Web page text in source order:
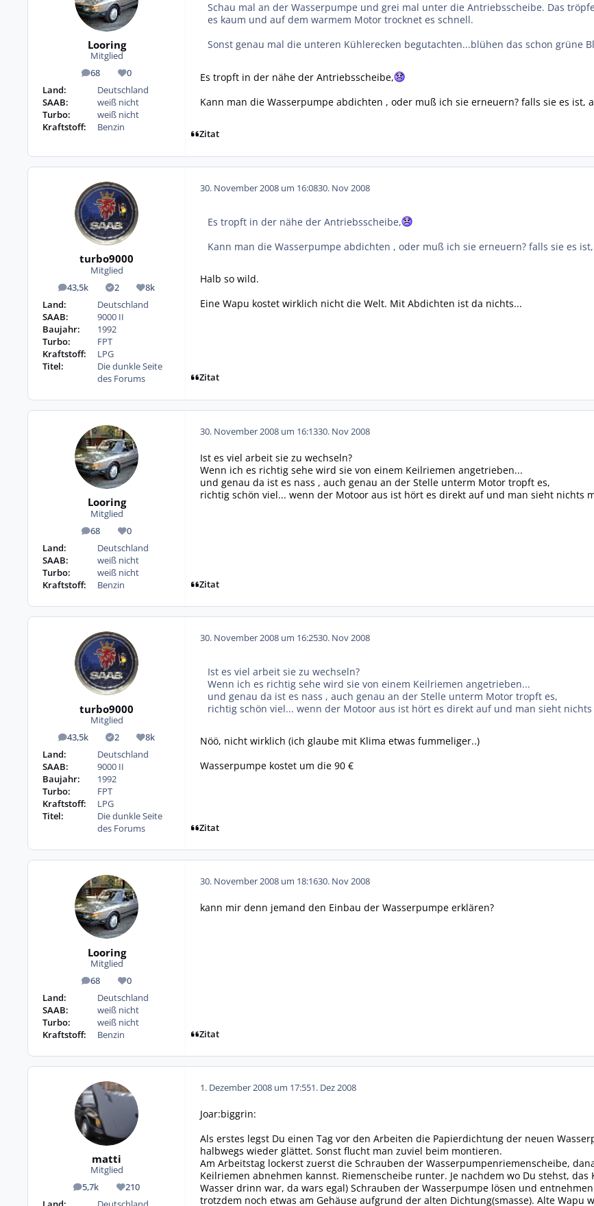
Looring
Mitglied
68
Beiträge 0
Reputation
Land:
Deutschland
SAAB:
weiß nicht
Turbo:
weiß nicht
Kraftstoff:
Benzin
Schau mal an der Wasserpumpe und grei mal unter die Antriebsscheibe. Das
es kaum und auf dem warmem Motor trocknet es schnell.
Sonst genau mal die unteren Kühlerecken begutachten...blühen das schon grüne
Es tropft in der nähe der Antriebsscheibe,
Kann man die Wasserpumpe abdichten , oder muß ich sie erneuern? falls sie es
Zitat
turbo9000
Mitglied
43,5k
Beiträge 2
Lösungen
8k
Reputation
Land:
Deutschland
SAAB:
9000 II
Baujahr:
1992
Turbo:
FPT
Kraftstoff:
LPG
Titel:
Die dunkle Seite
des Forums
30. November 2008 um 16:0830. Nov 2008
Es tropft in der nähe der Antriebsscheibe,
Kann man die Wasserpumpe abdichten , oder muß ich sie erneuern? falls sie es
Halb so wild.
Eine Wapu kostet wirklich nicht die Welt. Mit Abdichten ist da nichts...
Zitat
Looring
Mitglied
68
Beiträge 0
Reputation
Land:
Deutschland
SAAB:
weiß nicht
Turbo:
weiß nicht
Kraftstoff:
Benzin
30. November 2008 um 16:1330. Nov 2008
Ist es viel arbeit sie zu wechseln?
Wenn ich es richtig sehe wird sie von einem Keilriemen angetrieben...
und genau da ist es nass , auch genau an der Stelle unterm Motor tropft es,
richtig schön viel... wenn der Motoor aus ist hört es direkt auf und man sieht nichts
Zitat
turbo9000
Mitglied
43,5k
Beiträge 2
Lösungen
8k
Reputation
Land:
Deutschland
SAAB:
9000 II
Baujahr:
1992
Turbo:
FPT
Kraftstoff:
LPG
Titel:
Die dunkle Seite
des Forums
30. November 2008 um 16:2530. Nov 2008
Ist es viel arbeit sie zu wechseln?
Wenn ich es richtig sehe wird sie von einem Keilriemen angetrieben...
und genau da ist es nass , auch genau an der Stelle unterm Motor tropft es,
richtig schön viel... wenn der Motoor aus ist hört es direkt auf und man sieht
Nöö, nicht wirklich (ich glaube mit Klima etwas fummeliger..)
Wasserpumpe kostet um die 90 €
Zitat
Looring
Mitglied
68
Beiträge 0
Reputation
Land:
Deutschland
SAAB:
weiß nicht
Turbo:
weiß nicht
Kraftstoff:
Benzin
30. November 2008 um 18:1630. Nov 2008
kann mir denn jemand den Einbau der Wasserpumpe erklären?
Zitat
matti
Mitglied
5,7k
Beiträge 210
Reputation
1. Dezember 2008 um 17:551. Dez 2008
Joar:biggrin:
Als erstes legst Du einen Tag vor den Arbeiten die Papierdichtung der neuen
halbwegs wieder glättet. Sonst flucht man zuviel beim montieren.
Am Arbeitstag lockerst zuerst die Schrauben der Wasserpumpenriemenscheibe,
Keilriemen abnehmen kannst. Riemenscheibe runter. Je nachdem wo Du stehst,
Wasser drinn war, da wars egal) Schrauben der Wasserpumpe lösen und
trotzdem noch etwas am Gehäuse aufgrund der alten Dichtung(smasse). Alte Wapu